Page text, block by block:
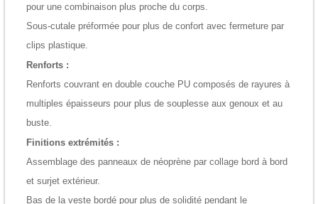
pour une combinaison plus proche du corps.
Sous-cutale préformée pour plus de confort avec fermeture par
clips plastique.
Renforts :
Renforts couvrant en double couche PU composés de rayures à
multiples épaisseurs pour plus de souplesse aux genoux et au
buste.
Finitions extrémités :
Assemblage des panneaux de néoprène par collage bord à bord
et surjet extérieur.
Bas de la veste bordé pour plus de solidité pendant le